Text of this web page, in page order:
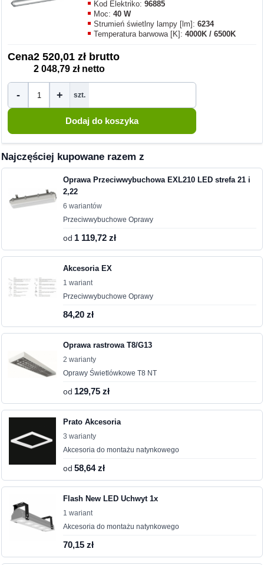
Kod Elektriko:96885
Moc:40 W
Strumień świetlny lampy [lm]:6234
Temperatura barwowa [K]:4000K / 6500K
Cena2 520,01 zł brutto
2 048,79 zł netto
- + szt.
Najczęściej kupowane razem z
Oprawa Przeciwwybuchowa EXL210 LED strefa 21 i
2,22
6 wariantów
Przeciwwybuchowe Oprawy
od 1 119,72 zł
Akcesoria EX
1 wariant
Przeciwwybuchowe Oprawy
84,20 zł
Oprawa rastrowa T8/G13
2 warianty
Oprawy Świetlówkowe T8 NT
od 129,75 zł
Prato Akcesoria
3 warianty
Akcesoria do montażu natynkowego
od58,64 zł
Flash New LED Uchwyt 1x
1 wariant
Akcesoria do montażu natynkowego
70,15 zł